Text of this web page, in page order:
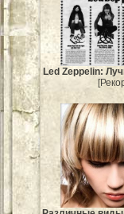
Led Zeppelin: